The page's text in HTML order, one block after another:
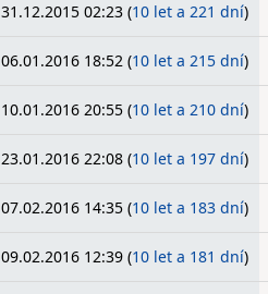
31.12.2015 02:23 (10 let a 221 dní)
06.01.2016 18:52 (10 let a 215 dní)
10.01.2016 20:55 (10 let a 210 dní)
23.01.2016 22:08 (10 let a 197 dní)
07.02.2016 14:35 (10 let a 183 dní)
09.02.2016 12:39 (10 let a 181 dní)